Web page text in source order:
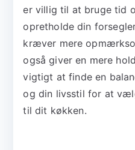
er villig til at bruge tid
opretholde din
kræver mere
også giver en mere
vigtigt at finde en
og din livsstil for at
til dit køkken.